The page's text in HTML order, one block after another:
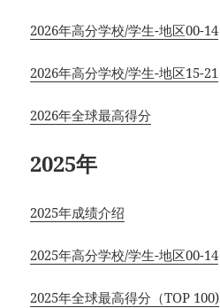
2026年高分学校/学生-地区00-14
2026年高分学校/学生-地区15-21
2026年全球最高得分
2025年
2025年成绩介绍
2025年高分学校/学生-地区00-14
2025年全球最高得分（TOP 100)